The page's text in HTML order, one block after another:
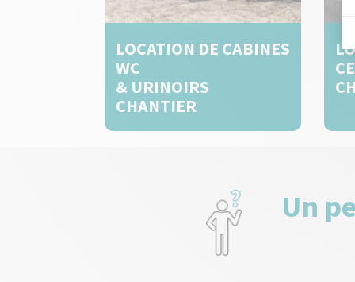
LOCATION DE CABINES
WC
& URINOIRS
CHANTIER
Un